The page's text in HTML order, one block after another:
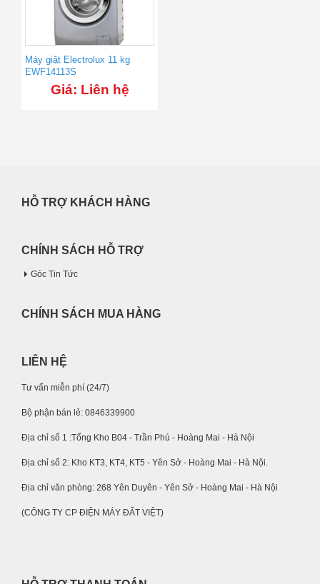
Máy giặt Electrolux 11 kg
EWF14113S
Giá: Liên hệ
HỖ TRỢ KHÁCH HÀNG
CHÍNH SÁCH HỖ TRỢ
Góc Tin Tức
CHÍNH SÁCH MUA HÀNG
LIÊN HỆ
Tư vấn miễn phí (24/7)
Bộ phận bán lẻ: 0846339900
Địa chỉ số 1 :Tổng Kho B04 - Trần Phú - Hoàng Mai - Hà Nội
Địa chỉ số 2: Kho KT3, KT4, KT5 - Yên Sở - Hoàng Mai - Hà Nội.
Địa chỉ văn phòng: 268 Yên Duyên - Yên Sở - Hoàng Mai - Hà Nội
(CÔNG TY CP ĐIỆN MÁY ĐẤT VIỆT)